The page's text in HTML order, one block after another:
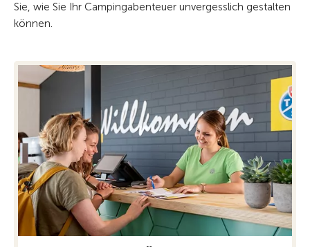
Sie, wie Sie Ihr Campingabenteuer unvergesslich gestalten
können.